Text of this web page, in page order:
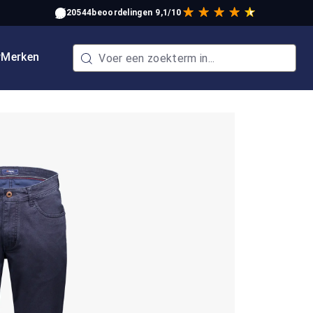
20544beoordelingen 9,1/10
Merken